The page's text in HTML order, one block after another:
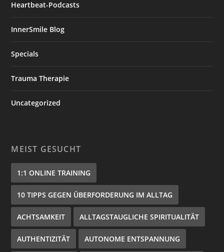
Heartbeat-Podcasts
InnerSmile Blog
Specials
Trauma Therapie
Uncategorized
MEIST GESUCHT
1:1 ONLINE TRAINING
10 TIPPS GEGEN ÜBERFORDERUNG IM ALLTAG
ACHTSAMKEIT ALLTAGSTAUGLICHE SPIRITUALITÄT
AUTHENTIZITÄT AUTONOME ENTSPANNUNG